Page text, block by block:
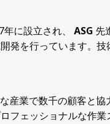
に設立され、 ASG 先
発を行っています。
産業で数千の顧客と
フェッショナルな作業